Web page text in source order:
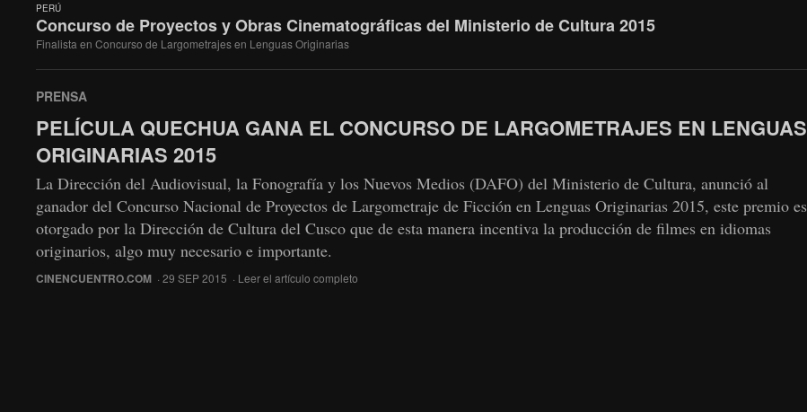
PERÚ
Concurso de Proyectos y Obras Cinematográficas del Ministerio de Cultura 2015
Finalista en Concurso de Largometrajes en Lenguas Originarias
PRENSA
PELÍCULA QUECHUA GANA EL CONCURSO DE LARGOMETRAJES EN LENGUAS
ORIGINARIAS 2015
La Dirección del Audiovisual, la Fonografía y los Nuevos Medios (DAFO) del Ministerio de Cultura, anunció al
ganador del Concurso Nacional de Proyectos de Largometraje de Ficción en Lenguas Originarias 2015, este premio es
otorgado por la Dirección de Cultura del Cusco que de esta manera incentiva la producción de filmes en idiomas
originarios, algo muy necesario e importante.
CINENCUENTRO.COM · 29 SEP 2015 · Leer el artículo completo